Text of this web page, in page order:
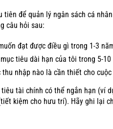
tiên để quản lý ngân sách cá
câu hỏi sau:
đạt được điều gì trong 1-3
mục tiêu dài hạn của tôi trong 5-
thu nhập nào là cần thiết cho
tiêu tài chính có thể ngắn hạn (ví
kiệm cho hưu trí). Hãy ghi lại